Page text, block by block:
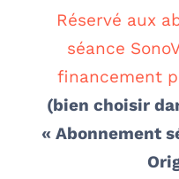
Réservé aux
séance
financement
(bien choisir
« Abonnement